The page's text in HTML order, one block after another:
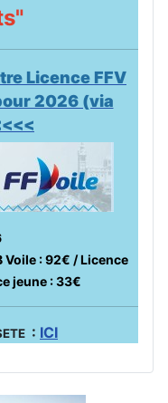
Licence FFV
2026 (via
Voile : 92€ / Licence
jeune : 33€
: ICI